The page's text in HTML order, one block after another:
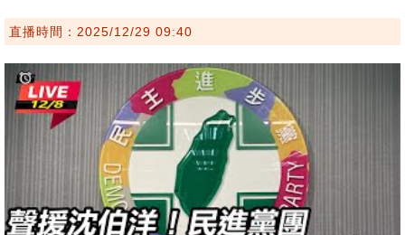
直播時間：2025/12/29 09:40